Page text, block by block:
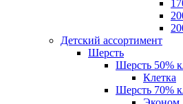
Детский ассортимент
Шерсть
Шерсть 50%
Клетка
Шерсть 70%